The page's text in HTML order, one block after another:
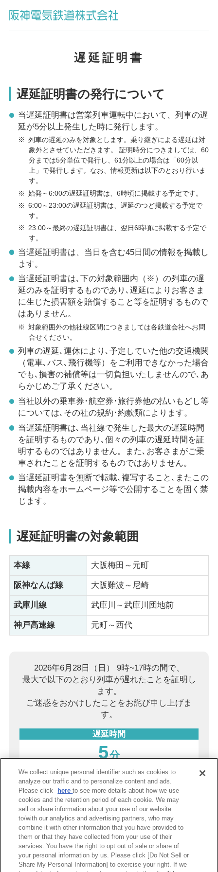
遅延証明書
遅延証明書の発行について
当遅延証明書は営業列車運転中において、列車の遅
延が5分以上発生した時に発行します。
※ 列車の遅延のみを対象とします。乗り継ぎによる遅延は対
象外とさせていただきます。 証明時分につきましては、60
分までは5分単位で発行し、61分以上の場合は「60分以
上」で発行します。なお、情報更新は以下のとおり行いま
す。
※ 始発～6:00の遅延証明書は、6時頃に掲載する予定です。
※ 6:00～23:00の遅延証明書は、遅延のつど掲載する予定で
す。
※
23:00～最終の遅延証明書は、翌日6時頃に掲載する予定で
す。
当遅延証明書は、当日を含む45日間の情報を掲載し
ます。
当遅延証明書は､下の対象範囲内（※）の列車の遅
延のみを証明するものであり､遅延によりお客さま
に生じた損害額を賠償すること等を証明するもので
はありません。
※ 対象範囲外の他社線区間につきましては各鉄道会社へお問
合せください。
列車の遅延､運休により､予定していた他の交通機関
（電車､バス､飛行機等）をご利用できなかった場合
でも､損害の補償等は一切負担いたしませんので､あ
らかじめご了承ください。
当社以外の乗車券･航空券･旅行券他の払いもどし等
については､その社の規約･約款類によります。
当遅延証明書は､当社線で発生した最大の遅延時間
を証明するものであり､個々の列車の遅延時間を証
明するものではありません。また､お客さまがご乗
車されたことを証明するものではありません。
当遅延証明書を無断で転載､複写すること､またこの
掲載内容をホームページ等で公開することを固く禁
じます。
遅延証明書の対象範囲
本線 大阪梅田～元町
阪神なんば線 大阪難波～尼崎
武庫川線 武庫川～武庫川団地前
神戸高速線 元町～西代
2026年6月28日（日） 9時~17時の間で、
最大で以下のとおり列車が遅れたことを証明し
ます。
ご迷惑をおかけしたことをお詫び申し上げま
す。
遅延時間
5分
2026年8月10日（月）
阪神電気鉄道株式会社
PDF表示
We collect unique personal identifier such as cookies to
analyze our traffic and to personalize content and ads.
Please click
hereto see more details about how we use
cookies and the retention period of each cookie. We may
sell or share information about your use of our website
to/with our analytics and advertising partners, who may
combine it with other information that you have provided to
them or that they have collected from your use of their
services. You have the right to opt out of sale or share of
your personal information by us. Please click [Do Not Sell or
Share My Personal Information] to exercise your right. If we